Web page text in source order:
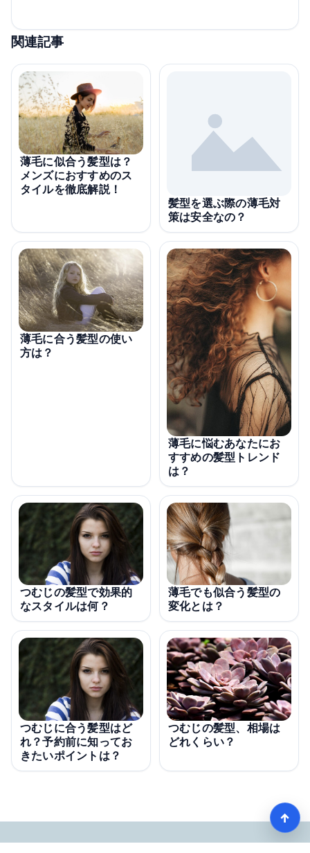
関連記事
薄毛に似合う髪型は？
メンズにおすすめのス
タイルを徹底解説！
髪型を選ぶ際の薄毛対
策は安全なの？
薄毛に合う髪型の使い
方は？
薄毛に悩むあなたにお
すすめの髪型トレンド
は？
つむじの髪型で効果的
なスタイルは何？
薄毛でも似合う髪型の
変化とは？
つむじに合う髪型はど
れ？予約前に知ってお
きたいポイントは？
つむじの髪型、相場は
どれくらい？
↑